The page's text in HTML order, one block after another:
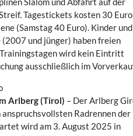
Tagestickets kosten 30 Euro
(Samstag 40 Euro). Kinder und
(2007 und jünger) haben freien
wird kein Eintritt
ausschließlich im
Arlberg (Tirol) – Der Arlberg
anspruchsvollsten Radrennen der
wird am 3. August 2025 in